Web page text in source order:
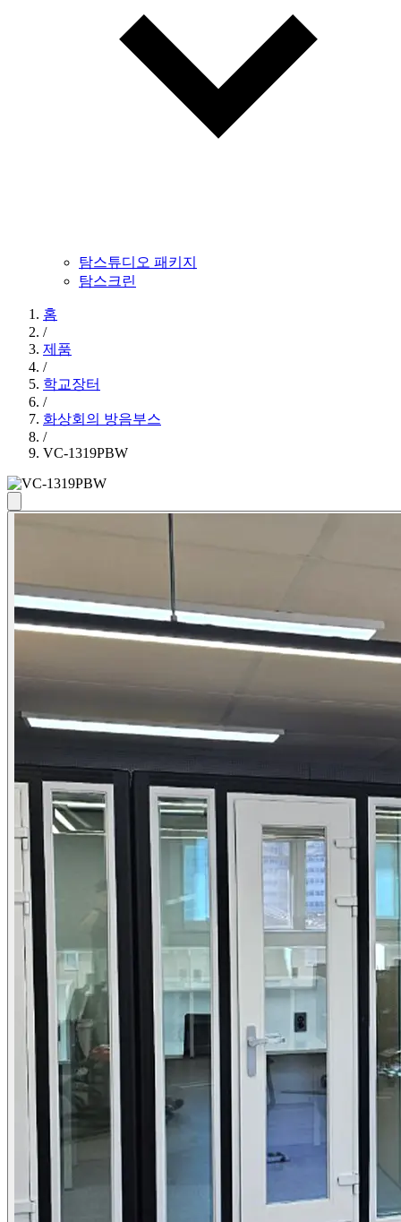
탐스튜디오 패키지
탐스크린
홈
/
제품
/
학교장터
/
화상회의 방음부스
/
VC-1319PBW